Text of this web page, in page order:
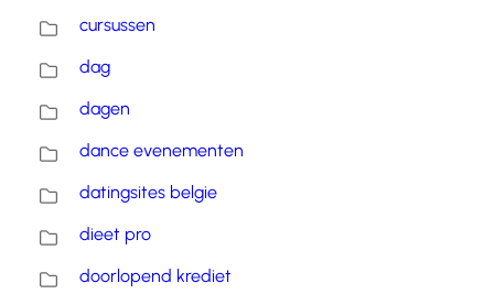
cursussen
dag
dagen
dance evenementen
datingsites belgie
dieet pro
doorlopend krediet